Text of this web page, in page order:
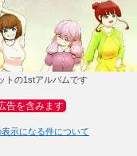
トの1stアルバムです
告を含みます
示になる件について